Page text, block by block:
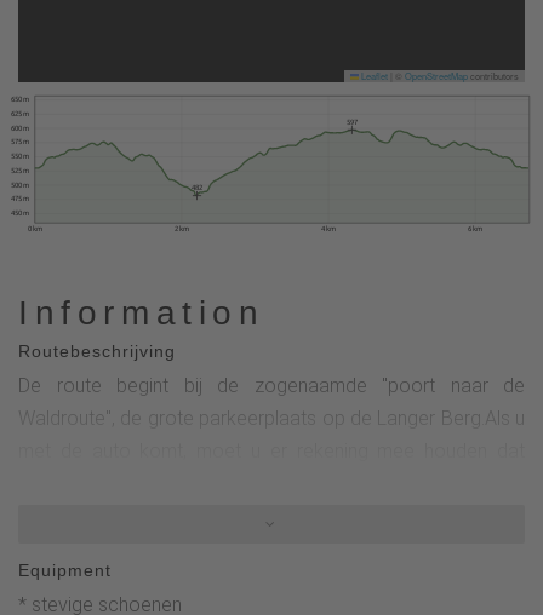
Leaflet OpenStreetMapcontributors
0 km 2 km 4 km 6 km
450 m
475 m
500 m
525 m
550 m
575 m
600 m
625 m
650 m
482
597
Information
Routebeschrijving
De route begint bij de zogenaamde "poort naar de
Waldroute", de grote parkeerplaats op de Langer Berg.Als u
informatieborden bij de rustplaats geven interessante
Equipment
* stevige schoenen